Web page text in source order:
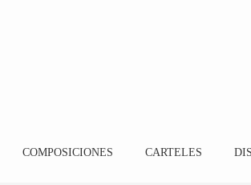
COMPOSICIONES CARTELES